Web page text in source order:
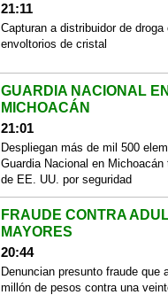
21:11
Capturan a distribuidor de droga
envoltorios de cristal
GUARDIA NACIONAL EN
MICHOACÁN
21:01
Despliegan más de mil 500
Guardia Nacional en Michoacán
de EE. UU. por seguridad
FRAUDE CONTRA
MAYORES
20:44
Denuncian presunto fraude que
millón de pesos contra una